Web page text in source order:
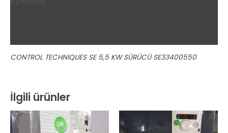
CONTROL TECHNIQUES SE 5,5 KW SÜRÜCÜ SE33400550
İlgili ürünler